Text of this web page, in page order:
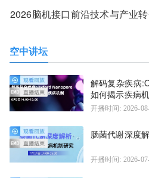
2026脑机接口前沿技术与产业
空中讲坛
解码复杂疾病
如何揭示疾病
开播时间: 2026-
肠菌代谢深度
开播时间: 2026-